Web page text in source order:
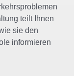
teilt Ihnen
sie den
informieren